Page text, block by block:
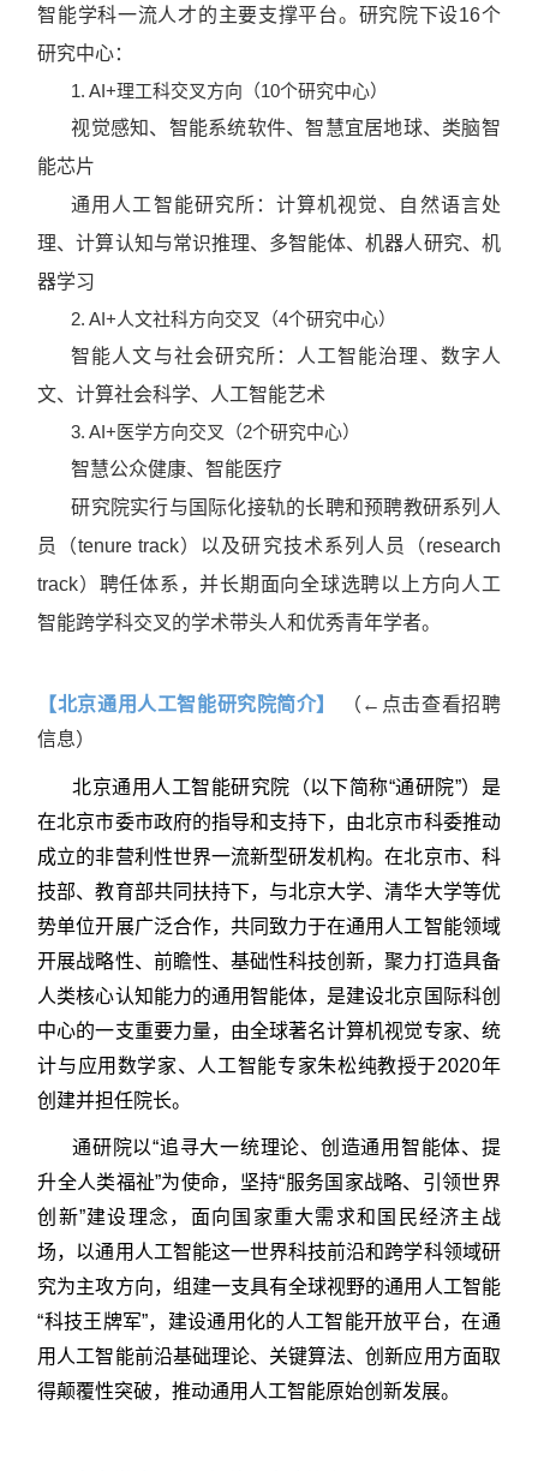
智能学科一流人才的主要支撑平台。研究院下设16个
研究中心：
1. AI+理工科交叉方向（10个研究中心）
视觉感知、智能系统软件、智慧宜居地球、类脑智
能芯片
通用人工智能研究所：计算机视觉、自然语言处
理、计算认知与常识推理、多智能体、机器人研究、机
器学习
2. AI+人文社科方向交叉（4个研究中心）
智能人文与社会研究所：人工智能治理、数字人
文、计算社会科学、人工智能艺术
3. AI+医学方向交叉（2个研究中心）
智慧公众健康、智能医疗
研究院实行与国际化接轨的长聘和预聘教研系列人
员（tenure track）以及研究技术系列人员（research
track）聘任体系，并长期面向全球选聘以上方向人工
智能跨学科交叉的学术带头人和优秀青年学者。
【北京通用人工智能研究院简介】
（←点击查看招聘
信息）
北京通用人工智能研究院（以下简称“通研院”）是
在北京市委市政府的指导和支持下，由北京市科委推动
成立的非营利性世界一流新型研发机构。在北京市、科
技部、教育部共同扶持下，与北京大学、清华大学等优
势单位开展广泛合作，共同致力于在通用人工智能领域
开展战略性、前瞻性、基础性科技创新，聚力打造具备
人类核心认知能力的通用智能体，是建设北京国际科创
中心的一支重要力量，由全球著名计算机视觉专家、统
计与应用数学家、人工智能专家朱松纯教授于2020年
创建并担任院长。
通研院以“追寻大一统理论、创造通用智能体、提
升全人类福祉”为使命，坚持“服务国家战略、引领世界
创新”建设理念，面向国家重大需求和国民经济主战
场，以通用人工智能这一世界科技前沿和跨学科领域研
究为主攻方向，组建一支具有全球视野的通用人工智能
“科技王牌军”，建设通用化的人工智能开放平台，在通
用人工智能前沿基础理论、关键算法、创新应用方面取
得颠覆性突破，推动通用人工智能原始创新发展。